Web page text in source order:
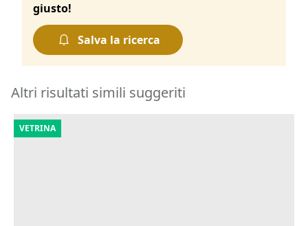
giusto!
Salva la ricerca
Altri risultati simili suggeriti
VETRINA